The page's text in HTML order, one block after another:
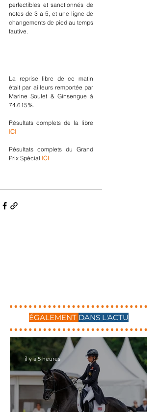
perfectibles et sanctionnés de
notes de 3 à 5, et une ligne de
changements de pied au temps
fautive.
La reprise libre de ce matin
était par ailleurs remportée par
Marine Soulet & Ginsengue à
74.615%.
ICI
Résultats complets du Grand
Prix Spécial ICI
ÉGALEMENT DANS L'ACTU
il y a 5 heures